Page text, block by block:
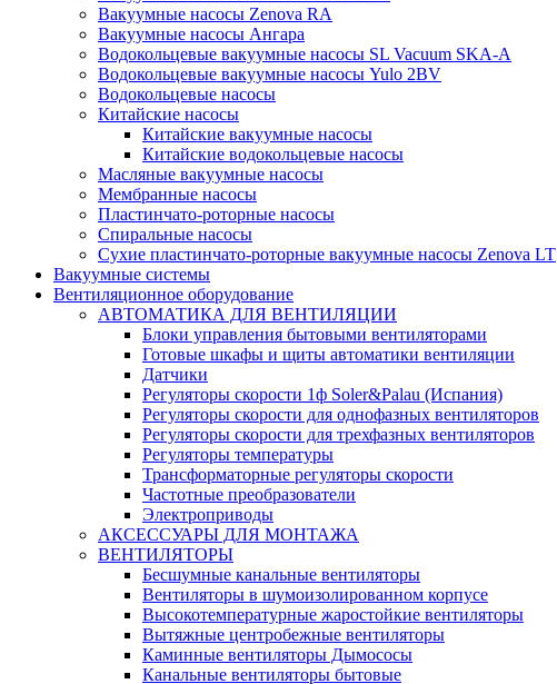
Вакуумные насосы Zenova RA
Вакуумные насосы Ангара
Водокольцевые вакуумные насосы SL Vacuum SKA-A
Водокольцевые вакуумные насосы Yulo 2BV
Водокольцевые насосы
Китайские насосы
Китайские вакуумные насосы
Китайские водокольцевые насосы
Масляные вакуумные насосы
Мембранные насосы
Пластинчато-роторные насосы
Спиральные насосы
Сухие пластинчато-роторные вакуумные насосы Zenova LT
Вакуумные системы
Вентиляционное оборудование
АВТОМАТИКА ДЛЯ ВЕНТИЛЯЦИИ
Блоки управления бытовыми вентиляторами
Готовые шкафы и щиты автоматики вентиляции
Датчики
Регуляторы скорости 1ф Soler&Palau (Испания)
Регуляторы скорости для однофазных вентиляторов
Регуляторы скорости для трехфазных вентиляторов
Регуляторы температуры
Трансформаторные регуляторы скорости
Частотные преобразователи
Электроприводы
АКСЕССУАРЫ ДЛЯ МОНТАЖА
ВЕНТИЛЯТОРЫ
Бесшумные канальные вентиляторы
Вентиляторы в шумоизолированном корпусе
Высокотемпературные жаростойкие вентиляторы
Вытяжные центробежные вентиляторы
Каминные вентиляторы Дымососы
Канальные вентиляторы бытовые